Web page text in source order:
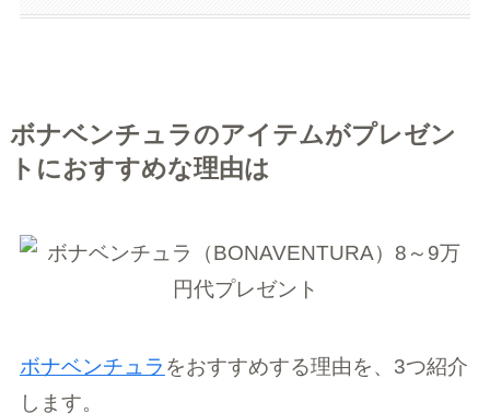
ボナベンチュラのアイテムがプレゼン
トにおすすめな理由は
ボナベンチュラ をおすすめする理由を、3つ紹介
します。